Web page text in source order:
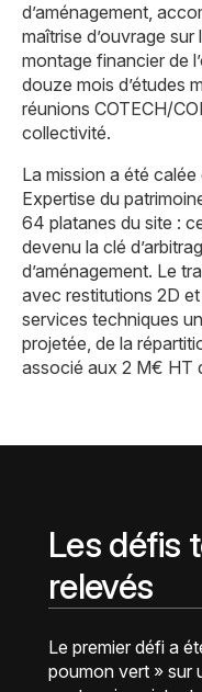
d’aménagement,
maîtrise d’ouvrage
montage financier de
douze mois d’études
réunions COTECH/
collectivité.
La mission a été calée
Expertise du
64 platanes du site :
devenu la clé
d’aménagement. Le
avec restitutions 2D
services techniques
projetée, de la
associé aux 2 M€ HT
Les défis
relevés
Le premier défi a
poumon vert » sur